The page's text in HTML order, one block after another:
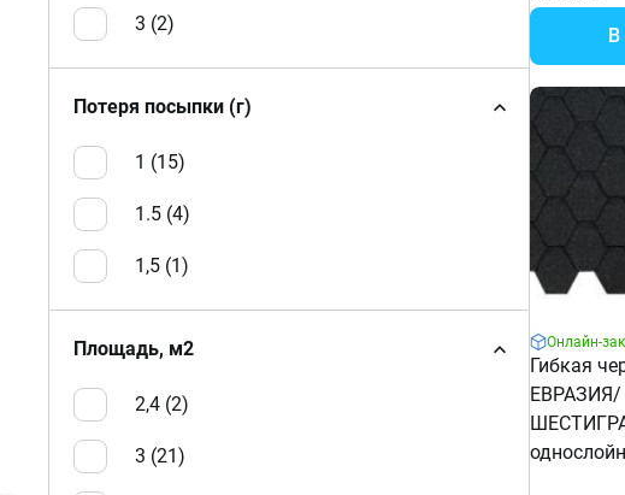
3 (2)
Потеря посыпки (г)
1 (15)
1.5 (4)
1,5 (1)
Площадь, м2
2,4 (2)
3 (21)
В
Онлайн-
Гибкая
ЕВРАЗИЯ/